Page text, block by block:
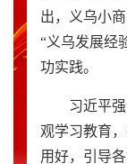
出，义乌小
“义乌发展经
功实践。
习近平
观学习教育
用好，引导